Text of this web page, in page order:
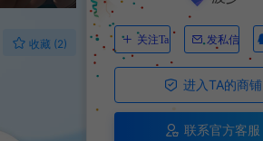
收藏 (2) 关注Ta 发私信
进入TA的商铺
联系官方客服